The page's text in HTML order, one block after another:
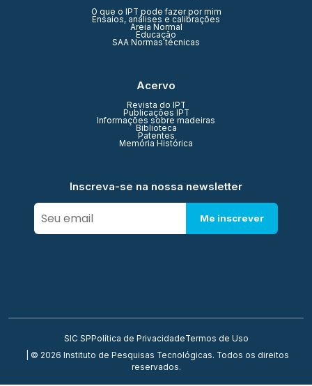
O que o IPT pode fazer por mim
Ensaios, análises e calibrações
Areia Normal
Educação
SAA Normas técnicas
Acervo
Revista do IPT
Publicações IPT
Informações sobre madeiras
Biblioteca
Patentes
Memória Histórica
Inscreva-se na nossa newsletter
Me inscrever
SIC SP Política de PrivacidadeTermos de Uso
| © 2026 Instituto de Pesquisas Tecnológicas. Todos os direitos
reservados.